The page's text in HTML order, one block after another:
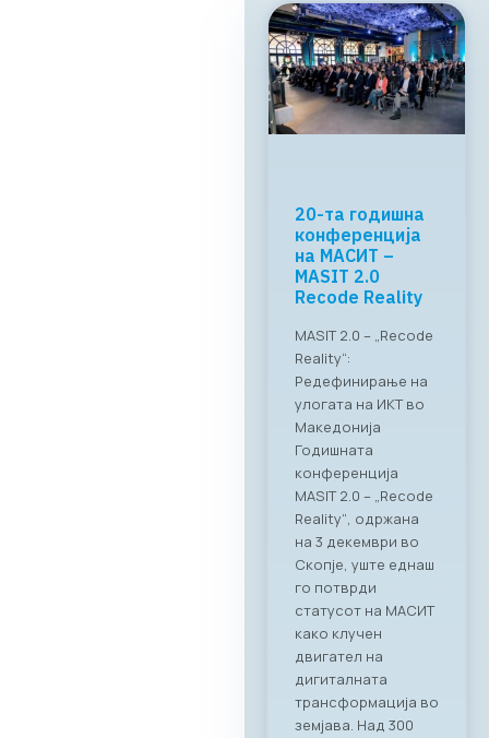
МАСИТ и
RAGUSA Group:
„CONNECT &
TASTE“
реализиран
Нови стандарди за
деловно
вмрежување на ИКТ
секторот Во
прекрасниот
амбиент на
ресторанот PARK by
RAGUSA,
Стопанската
комора за ИКТ –
МАСИТ, заедно со
својот патрон
партнер RAGUSA
GROUP, го
реализираа првиот
деловен бранч под